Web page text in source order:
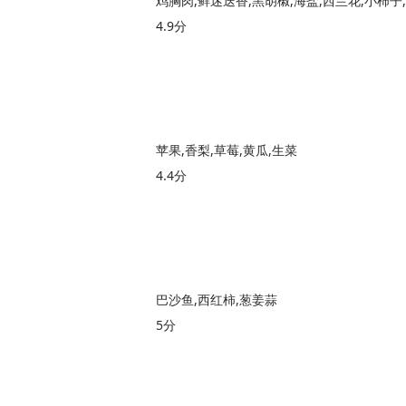
4.9分
苹果,香梨,草莓,黄瓜,生菜
4.4分
巴沙鱼,西红柿,葱姜蒜
5分